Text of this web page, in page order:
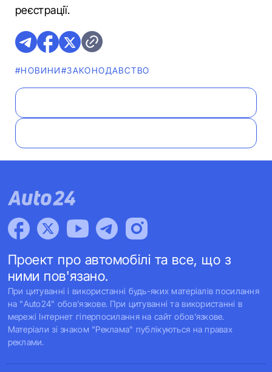
реєстрації.
#НОВИНИ#ЗАКОНОДАВСТВО
Проект про автомобілі та все, що з
ними пов'язано.
При цитуванні і використанні будь-яких матеріалів посилання
на "Auto24" обов'язкове. При цитуванні та використанні в
мережі Інтернет гіперпосилання на сайт обов'язкове.
Матеріали зі знаком "Реклама" публікуються на правах
реклами.